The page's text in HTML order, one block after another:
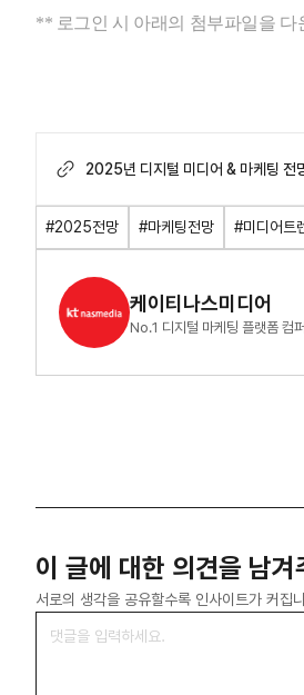
** 로그인 시 아래의 첨부파일을 다
2025년 디지털 미디어 & 마케팅
#2025전망 #마케팅전망 #미디어트
케이티나스미디어
No.1 디지털 마케팅 플랫폼 컴
이 글에 대한 의견을 남겨
서로의 생각을 공유할수록 인사이트가 커집